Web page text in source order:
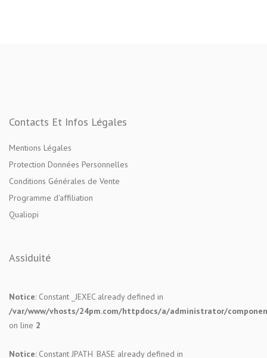
Contacts Et Infos Légales
Mentions Légales
Protection Données Personnelles
Conditions Générales de Vente
Programme d'affiliation
Qualiopi
Assiduité
Notice: Constant _JEXEC already defined in
/var/www/vhosts/24pm.com/httpdocs/a/administrator/
on line 2
Notice: Constant JPATH_BASE already defined in